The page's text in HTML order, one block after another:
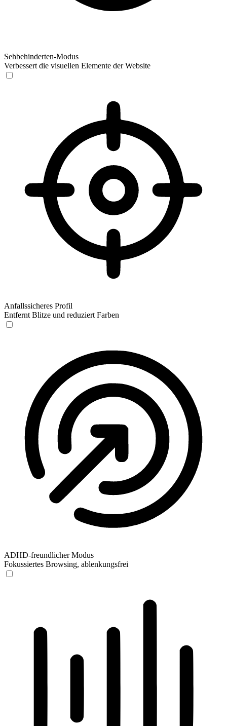
Sehbehinderten-Modus
Verbessert die visuellen Elemente der Website
Anfallssicheres Profil
Entfernt Blitze und reduziert Farben
ADHD-freundlicher Modus
Fokussiertes Browsing, ablenkungsfrei